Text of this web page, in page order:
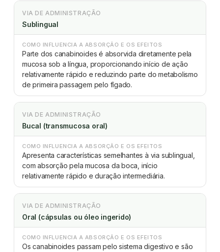
VIA DE ADMINISTRAÇÃO
Sublingual
COMO INFLUENCIA A ABSORÇÃO E OS EFEITOS
Parte dos canabinoides é absorvida diretamente pela
mucosa sob a língua, proporcionando início de ação
relativamente rápido e reduzindo parte do metabolismo
de primeira passagem pelo fígado.
VIA DE ADMINISTRAÇÃO
Bucal (transmucosa oral)
COMO INFLUENCIA A ABSORÇÃO E OS EFEITOS
Apresenta características semelhantes à via sublingual,
com absorção pela mucosa da boca, início
relativamente rápido e duração intermediária.
VIA DE ADMINISTRAÇÃO
Oral (cápsulas ou óleo ingerido)
COMO INFLUENCIA A ABSORÇÃO E OS EFEITOS
Os canabinoides passam pelo sistema digestivo e são